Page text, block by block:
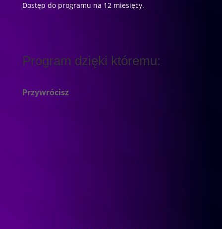
Dostęp do programu na 12 miesięcy.
Program dzięki któremu:
Przywrócisz